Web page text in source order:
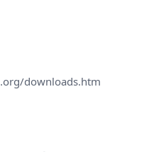
downloads.htm